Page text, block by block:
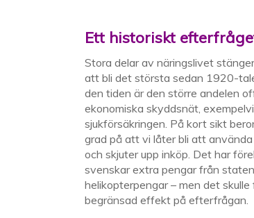
Ett historiskt
Stora delar av näringslivet
att bli det största sedan 1920-
den tiden är den större andelen
ekonomiska skyddsnät,
sjukförsäkringen. På kort sikt
grad på att vi låter bli att
och skjuter upp inköp. Det har
svenskar extra pengar från
helikopterpengar – men det
begränsad effekt på efterfrågan.